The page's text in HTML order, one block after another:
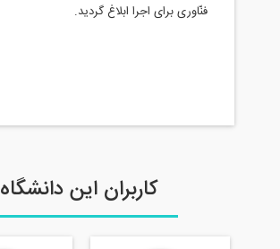
فنّاوری برای اجرا ابلاغ گردید.
کاربران این دانشگاه